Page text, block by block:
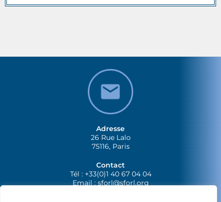
Adresse
26 Rue Lalo
75116, Paris
Contact
Tél : +33(0)1 40 67 04 04
Email :sforl@sforl.org